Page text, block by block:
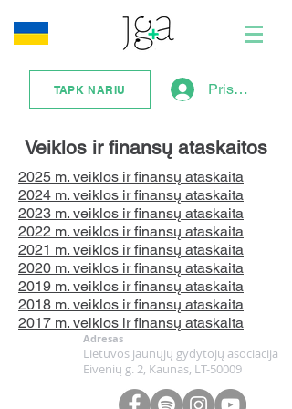
TAPK NARIU Prisijungti
Veiklos ir finansų ataskaitos
2025 m. veiklos ir finansų ataskaita
2024 m. veiklos ir finansų ataskaita
2023 m. veiklos ir finansų ataskaita
2022 m. veiklos ir finansų ataskaita
2021 m. veiklos ir finansų ataskaita
2020 m. veiklos ir finansų ataskaita
2019 m. veiklos ir finansų ataskaita
2018 m. veiklos ir finansų ataskaita
2017 m. veiklos ir finansų ataskaita
Adresas
Lietuvos jaunųjų gydytojų asociacija
Eivenių g. 2, Kaunas, LT-50009